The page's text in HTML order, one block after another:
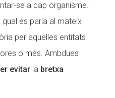
se a cap organisme.
qual es parla al mateix
per aquelles entitats
o més. Ambdues
evitarla bretxa